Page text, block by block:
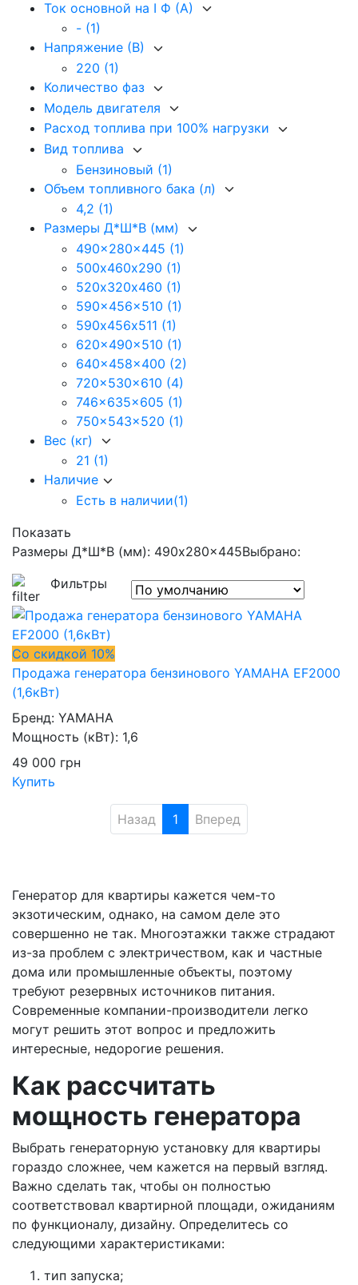
Ток основной на I Ф (А)
- (1)
Напряжение (В)
220 (1)
Количество фаз
Модель двигателя
Расход топлива при 100% нагрузки
Вид топлива
Бензиновый (1)
Объем топливного бака (л)
4,2 (1)
Размеры Д*Ш*В (мм)
490x280x445 (1)
500х460х290 (1)
520х320х460 (1)
590x456x510 (1)
590х456х511 (1)
620x490x510 (1)
640x458x400 (2)
720x530x610 (4)
746x635x605 (1)
750x543x520 (1)
Вес (кг)
21 (1)
Наличие
Есть в наличии(1)
Показать
Размеры Д*Ш*В (мм): 490x280x445Выбрано:
Фильтры
Со скидкой 10%
Продажа генератора бензинового YAMAHA EF2000
(1,6кВт)
Бренд: YAMAHA
Мощность (кВт): 1,6
49 000 грн
Купить
Назад 1 Вперед
Генератор для квартиры кажется чем-то
экзотическим, однако, на самом деле это
совершенно не так. Многоэтажки также страдают
из-за проблем с электричеством, как и частные
дома или промышленные объекты, поэтому
требуют резервных источников питания.
Современные компании-производители легко
могут решить этот вопрос и предложить
интересные, недорогие решения.
Как рассчитать
мощность генератора
Выбрать генераторную установку для квартиры
гораздо сложнее, чем кажется на первый взгляд.
Важно сделать так, чтобы он полностью
соответствовал квартирной площади, ожиданиям
по функционалу, дизайну. Определитесь со
следующими характеристиками:
тип запуска;